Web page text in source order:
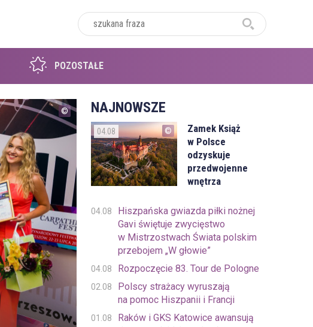
POZOSTAŁE
NAJNOWSZE
04.08
Zamek Książ
w Polsce
odzyskuje
przedwojenne
wnętrza
04.08
Hiszpańska gwiazda piłki nożnej
Gavi świętuje zwycięstwo
w Mistrzostwach Świata polskim
przebojem „W głowie”
04.08 Rozpoczęcie 83. Tour de Pologne
02.08
Polscy strażacy wyruszają
na pomoc Hiszpanii i Francji
01.08
Raków i GKS Katowice awansują